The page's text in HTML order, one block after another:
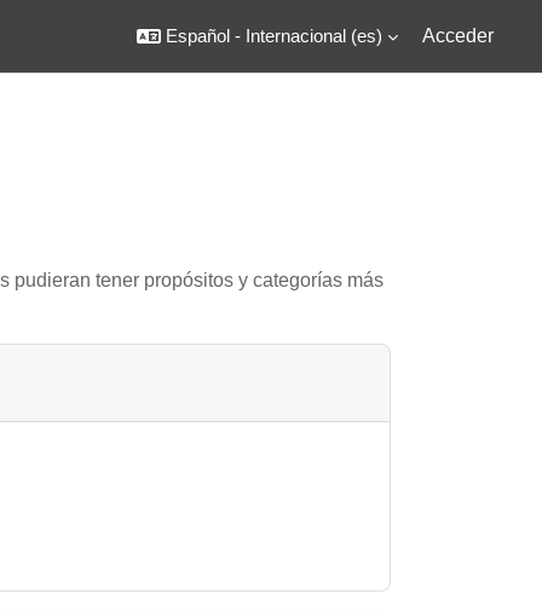
Español - Internacional ‎(es)‎ Acceder
pudieran tener propósitos y categorías más